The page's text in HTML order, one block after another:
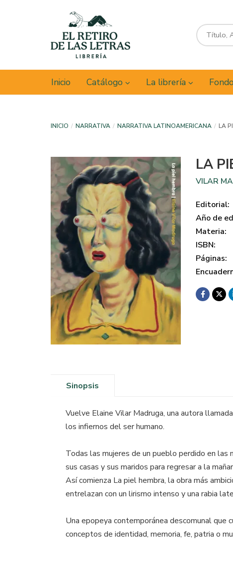
Inicio Catálogo La librería
INICIO NARRATIVA NARRATIVA LATINOAMERICANA LA
LA
VILAR
Editorial:
Año de
Materia:
ISBN:
Páginas:
Sinopsis
Vuelve Elaine Vilar Madruga, una autora
los infiernos del ser humano.
Todas las mujeres de un pueblo perdido en las
sus casas y sus maridos para regresar a la
Así comienza La piel hembra, la obra más
entrelazan con un lirismo intenso y una rabia
Una epopeya contemporánea descomunal
conceptos de identidad, memoria, fe, patria o